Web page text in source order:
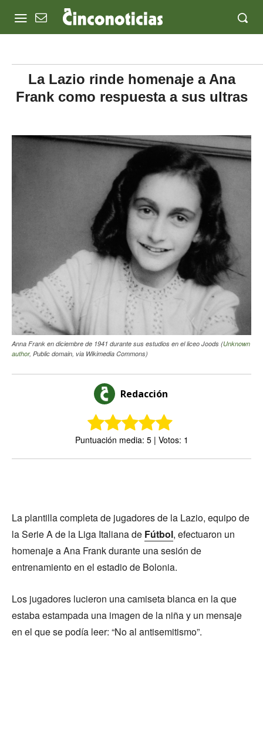
La Lazio rinde homenaje a Ana
Frank como respuesta a sus ultras
Anna Frank en diciembre de 1941 durante sus estudios en el liceo Joods (Unknown
author, Public domain, via Wikimedia Commons)
Redacción
Puntuación media: 5 | Votos: 1
La plantilla completa de jugadores de la Lazio, equipo de
la Serie A de la Liga Italiana de Fútbol, efectuaron un
homenaje a Ana Frank durante una sesión de
entrenamiento en el estadio de Bolonia.
Los jugadores lucieron una camiseta blanca en la que
estaba estampada una imagen de la niña y un mensaje
en el que se podía leer: “No al antisemitismo”.